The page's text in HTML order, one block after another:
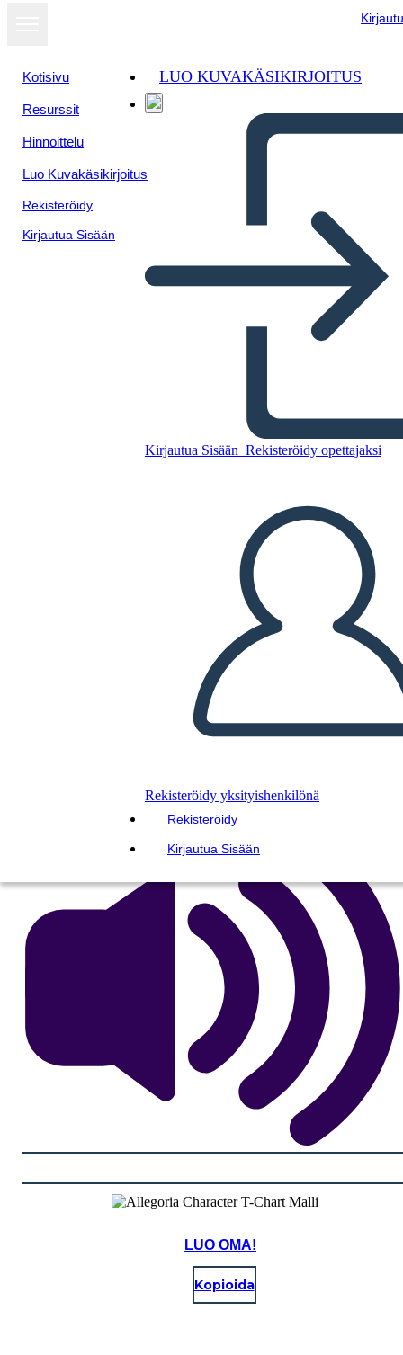
Kotisivu
Resurssit
Hinnoittelu
Luo Kuvakäsikirjoitus
Rekisteröidy
Kirjautua Sisään
LUO KUVAKÄSIKIRJOITUS
Kirjautua Sisään Rekisteröidy opettajaksi
Rekisteröidy yksityishenkilönä
Rekisteröidy
Kirjautua Sisään
Allegoria Character T-Chart
Kopioi tämä kuvakäsikirjoitus
LUO KUVAKÄSIKIRJOITUS
LUO OMA!
Kopioida